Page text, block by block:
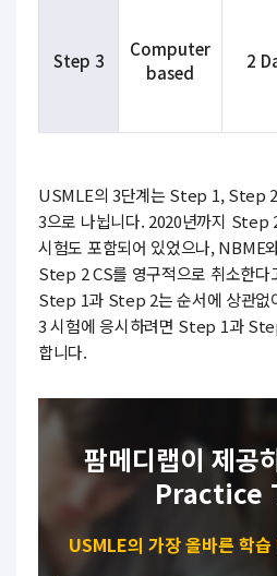
Step 3
Computer
based
2
USMLE의 3단계는 Step 1, Step
3으로 나뉩니다. 2020년까지 Step
시험도 포함되어 있었으나, NBME
Step 2 CS를 영구적으로 취소한다
Step 1과 Step 2는 순서에 상관없
3 시험에 응시하려면 Step 1과
합니다.
팜메디랩이 제공
Practice
USMLE의 가장 올바른 학